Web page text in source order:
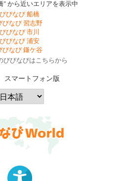
" から近いエリアを表示中
びびなび 船橋
びなび 習志野
びびなび 市川
びびなび 浦安
びなび 鎌ケ谷
びびなびはこちらから
スマートフォン版